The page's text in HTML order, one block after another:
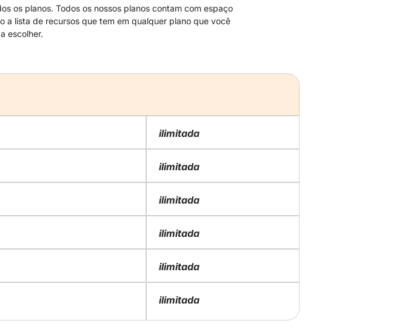
os planos. Todos os nossos planos contam com espaço
a lista de recursos que tem em qualquer plano que você
escolher.
ilimitada
ilimitada
ilimitada
ilimitada
ilimitada
ilimitada